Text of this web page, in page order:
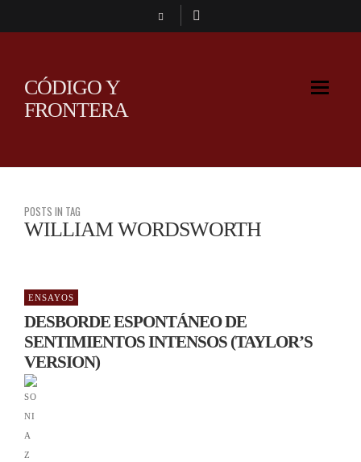
CÓDIGO Y
FRONTERA
POSTS IN TAG
WILLIAM WORDSWORTH
ENSAYOS
DESBORDE ESPONTÁNEO DE
SENTIMIENTOS INTENSOS (TAYLOR’S
VERSION)